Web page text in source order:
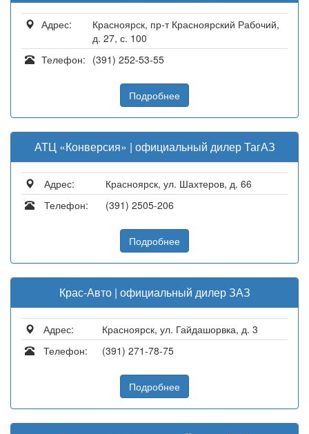
Адрес:
Красноярск, пр-т Красноярский Рабочий,
д. 27, с. 100
Телефон: (391) 252-53-55
Подробнее
АТЦ «Конверсия» | официальный дилер ТагАЗ
Адрес:
Красноярск, ул. Шахтеров, д. 66
Телефон:
(391) 2505-206
Подробнее
Крас-Авто | официальный дилер ЗАЗ
Адрес:
Красноярск, ул. Гайдашорвка, д. 3
Телефон:
(391) 271-78-75
Подробнее